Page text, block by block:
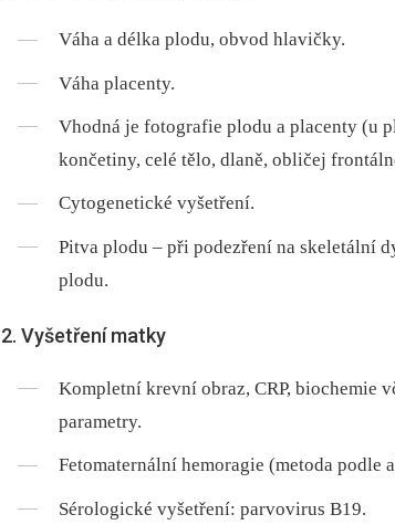
Váha a délka plodu, obvod hlavičky.
Váha placenty.
Vhodná je fotografie plodu a placenty (u
končetiny, celé tělo, dlaně, obličej
Cytogenetické vyšetření.
Pitva plodu –⁠ při podezření na skeletální
plodu.
2. Vyšetření matky
Kompletní krevní obraz, CRP, biochemie
parametry.
Fetomaternální hemoragie (metoda podle
Sérologické vyšetření: parvovirus B19.